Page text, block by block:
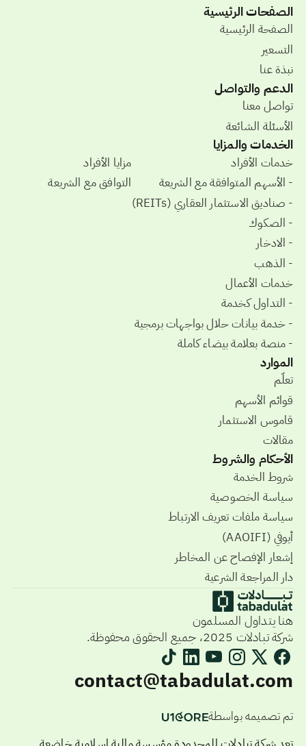
الصفحات الرئيسية
الصفحة الرئيسية
التسعير
نبذة عنا
الدعم والتواصل
تواصل معنا
الأسئلة الشائعة
الخدمات والمزايا
خدمات الأفراد
- الأسهم المتوافقة مع الشريعة
- صناديق الاستثمار العقاري (REITs)
- الصكوك
- الادخار
- الذهب
خدمات الأعمال
- التداول كخدمة
- خدمة بيانات حلال بواجهات برمجية
- منصة بعلامة بيضاء كاملة
مزايا الأفراد
التوافق مع الشريعة
الموارد
تعلّم
قوائم الأسهم
قاموس الاستثمار
مقالات
الأحكام والشروط
شروط الخدمة
سياسة الخصوصية
سياسة ملفات تعريف الارتباط
أيوفي (AAOIFI)
إشعار الإفصاح عن المخاطر
دار المراجعة الشرعية
هنا يتداول المسلمون
شركة تبادلات 2025، جميع الحقوق محفوظة.
contact@tabadulat.com
تم تصميمه بواسطة